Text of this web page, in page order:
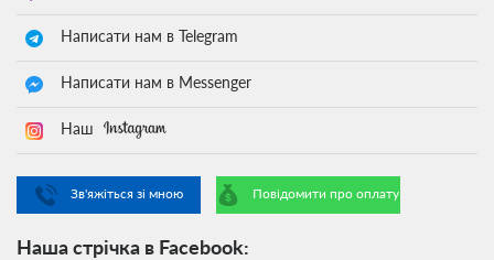
Написати нам в Telegram
Написати нам в Messenger
Наш
Зв'яжіться зі мною Повідомити про оплату
Наша стрічка в Facebook: